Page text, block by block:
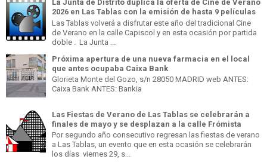
La Junta de Distrito duplica la oferta de Cine de Verano
2026 en Las Tablas con la emisión de hasta 9 películas
Las Tablas volverá a disfrutar este año del tradicional Cine
de Verano en la calle Capiscol y en esta ocasión por partida
doble . La Junta ...
Próxima apertura de una nueva farmacia en el local
que antes ocupaba Caixa Bank
Glorieta Monte del Gozo, s/n 28050 MADRID web ANTES:
Caixa Bank ANTES: Bankia
Las Fiestas de Verano de Las Tablas se celebrarán a
finales de mayo y se desplazan a la calle Frómista
Por segundo año consecutivo regresan las fiestas de verano
a Las Tablas, un evento que en esta ocasión se celebrarán
los días viernes 29, s...